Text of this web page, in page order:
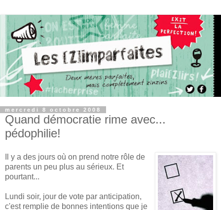
mercredi 8 octobre 2008
Quand démocratie rime avec...
pédophilie!
Il y a des jours où on prend notre rôle de
parents un peu plus au sérieux. Et
pourtant...
Lundi soir, jour de vote par anticipation,
c'est remplie de bonnes intentions que je